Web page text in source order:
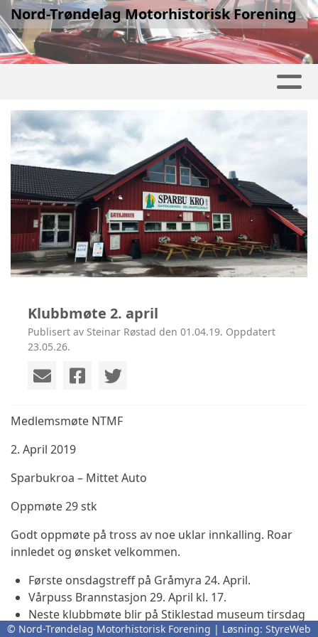
Nord-Trøndelag Motorhistorisk Forening
Klubbmøte 2. april
Publisert av Steinar Røstad den 01.04.19. Oppdatert
23.05.26.
Medlemsmøte NTMF
2. April 2019
Sparbukroa – Mittet Auto
Oppmøte 29 stk
Godt oppmøte på tross av noe uklar innkalling. Roar
innledet og ønsket velkommen.
Første onsdagstreff på Gråmyra 24. April.
Vårpuss Brannstasjon 29. April kl. 17.
Neste klubbmøte blir på Stiklestad museum tirsdag
7. mai
© Nord-Trøndelag Motorhistorisk Forening | Løsning: StyreWeb